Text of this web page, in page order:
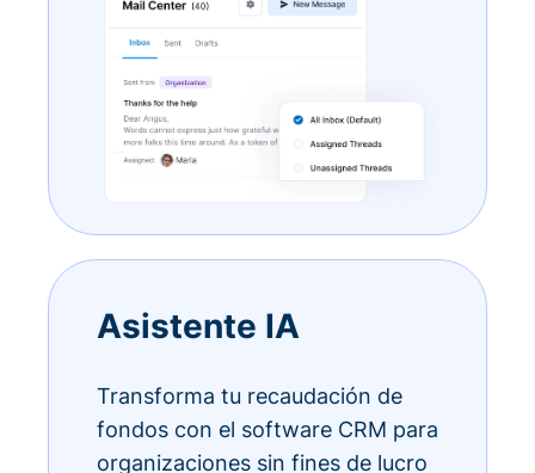
Asistente IA
Transforma tu recaudación de
fondos con el software CRM para
organizaciones sin fines de lucro